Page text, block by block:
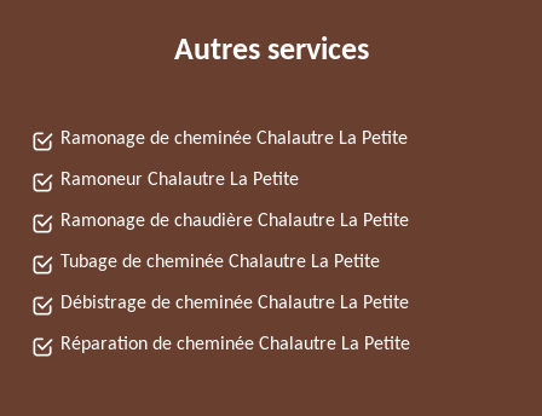
Autres services
Ramonage de cheminée Chalautre La Petite
Ramoneur Chalautre La Petite
Ramonage de chaudière Chalautre La Petite
Tubage de cheminée Chalautre La Petite
Débistrage de cheminée Chalautre La Petite
Réparation de cheminée Chalautre La Petite